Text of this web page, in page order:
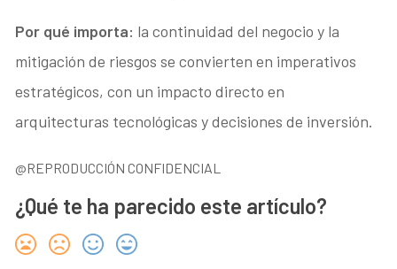
Por qué importa: la continuidad del negocio y la
mitigación de riesgos se convierten en imperativos
estratégicos, con un impacto directo en
arquitecturas tecnológicas y decisiones de inversión.
@REPRODUCCIÓN CONFIDENCIAL
¿Qué te ha parecido este artículo?